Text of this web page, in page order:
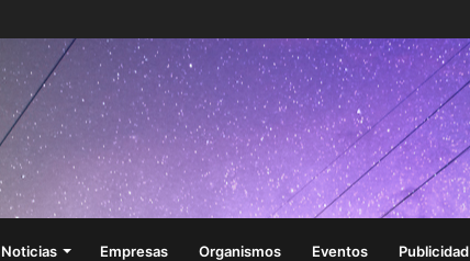
Noticias Empresas Organismos Eventos Publicidad